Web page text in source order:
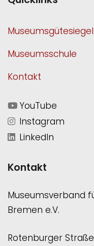
Museumsgütesiegel
Museumsschule
Kontakt
YouTube
Instagram
LinkedIn
Kontakt
Museumsverband
Bremen e.V.
Rotenburger Straße